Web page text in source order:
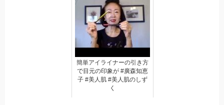
簡単アイライナーの引き方
で目元の印象が #廣森知恵
子 #美人肌 #美人肌のしず
く